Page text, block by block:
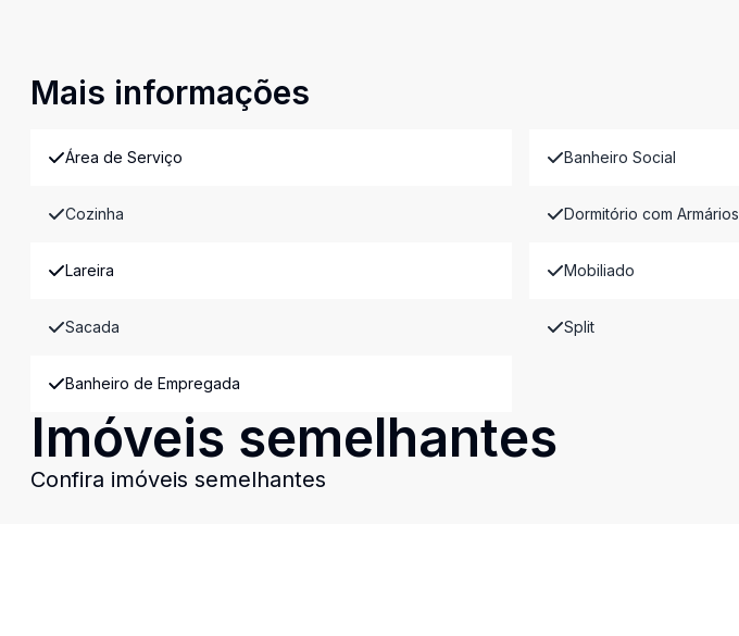
Mais informações
Área de Serviço Banheiro Social
Cozinha Dormitório com Armários
Lareira Mobiliado
Sacada Split
Banheiro de Empregada
Imóveis semelhantes
Confira imóveis semelhantes